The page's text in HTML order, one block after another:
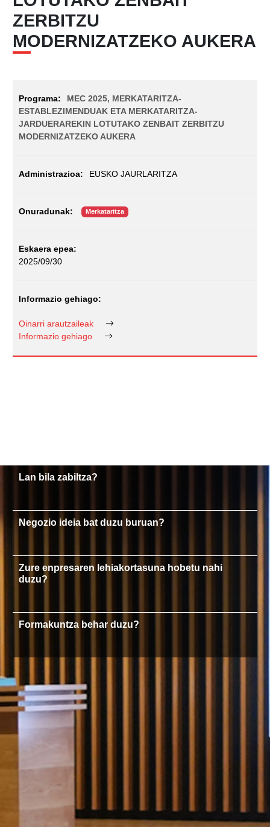
ZERBITZU
MODERNIZATZEKO AUKERA
MEC 2025, MERKATARITZA-
ESTABLEZIMENDUAK ETA MERKATARITZA-
JARDUERAREKIN LOTUTAKO ZENBAIT ZERBITZU
MODERNIZATZEKO AUKERA
EUSKO JAURLARITZA
Merkataritza
2025/09/30
Oinarri arautzaileak
Informazio gehiago
Lan bila zabiltza?
Negozio ideia bat duzu buruan?
Zure enpresaren lehiakortasuna hobetu nahi
duzu?
Formakuntza behar duzu?